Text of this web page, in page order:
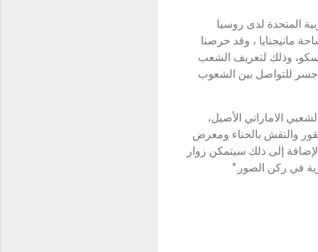
المتحدة لدى روسيا
مانيجنايا ، وقد حرصنا
وذلك لتعريف الشعب
جسر للتواصل بين الشعوب
الاماراتي الأصيل،
والنقش بالحناء ومعرض
إلى ذلك سيتمكن زوار
في ركن الصور."